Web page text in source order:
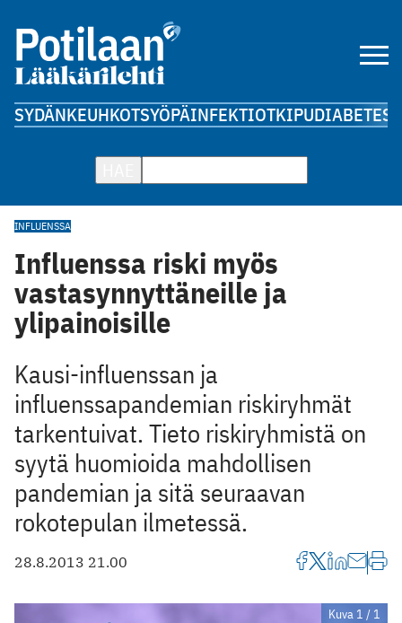
SYDÄNKEUHKOTSYÖPÄINFEKTIOTKIPUDIABETES
INFLUENSSA
Influenssa riski myös
vastasynnyttäneille ja
ylipainoisille
Kausi-influenssan ja
influenssapandemian riskiryhmät
tarkentuivat. Tieto riskiryhmistä on
syytä huomioida mahdollisen
pandemian ja sitä seuraavan
rokotepulan ilmetessä.
28.8.2013 21.00
Kuva 1 / 1